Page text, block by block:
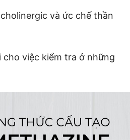
và ức chế thần
việc kiểm tra ở những